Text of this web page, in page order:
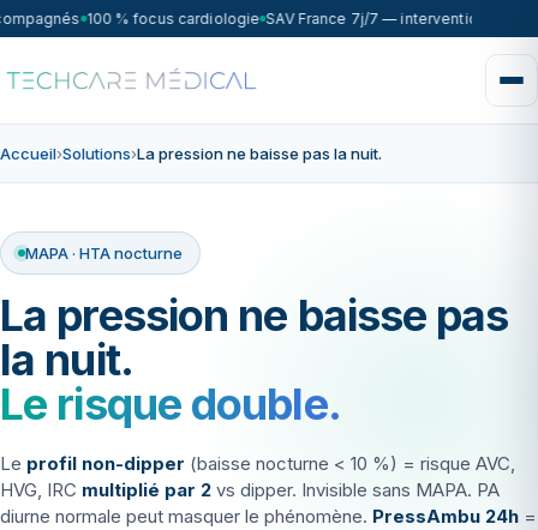
100 % focus cardiologie SAV France 7j/7 — intervention sous
Accueil›Solutions›La pression ne baisse pas la nuit.
MAPA · HTA nocturne
La pression ne baisse pas
la nuit.
Le risque double.
Le profil non-dipper (baisse nocturne < 10 %) = risque AVC,
HVG, IRC multiplié par 2 vs dipper. Invisible sans MAPA. PA
diurne normale peut masquer le phénomène. PressAmbu 24h =